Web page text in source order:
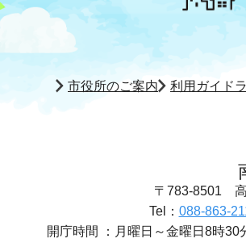
市役所のご案内 利用ガイド
〒783-8501
Tel： 088-863-
開庁時間 ： 月曜日～金曜日8時30